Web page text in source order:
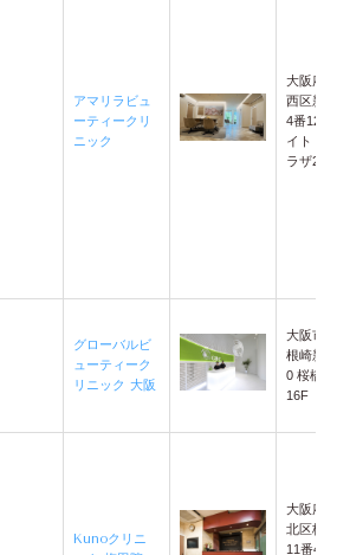
アマリラビュ
ーティークリ
ニック
大阪府
西区新
4番12号
イトド
ラザ2階
グローバルビ
ューティーク
リニック 大阪
大阪市
根崎新
0 桜橋
16F
Kunoクリニ
大阪府
北区梅
11番4-